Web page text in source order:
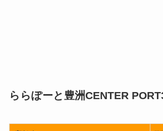
ららぽーと豊洲CENTER